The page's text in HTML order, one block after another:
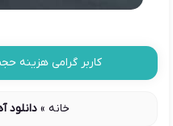
کاربر گرامی هزینه
خانه »